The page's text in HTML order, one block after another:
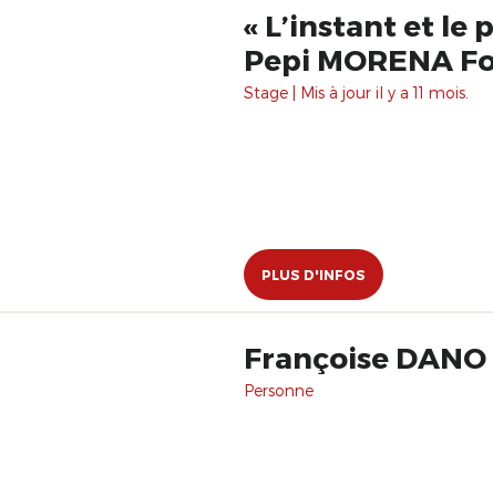
« L’instant et le
Pepi MORENA
Stage | Mis à jour il y a 11 mois.
PLUS D'INFOS
Françoise DANO
Personne